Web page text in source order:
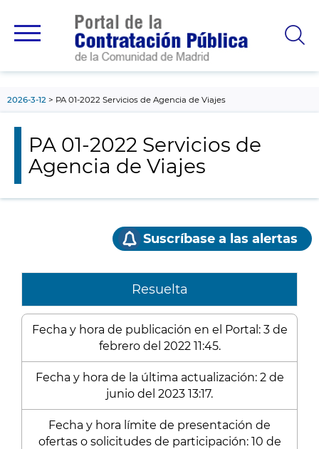
principal
2026-3-12 PA 01-2022 Servicios de Agencia de Viajes
PA 01-2022 Servicios de
Agencia de Viajes
Suscríbase a las alertas
Resuelta
Fecha y hora de publicación en el Portal: 3 de
febrero del 2022 11:45.
Fecha y hora de la última actualización: 2 de
junio del 2023 13:17.
Fecha y hora límite de presentación de
ofertas o solicitudes de participación: 10 de